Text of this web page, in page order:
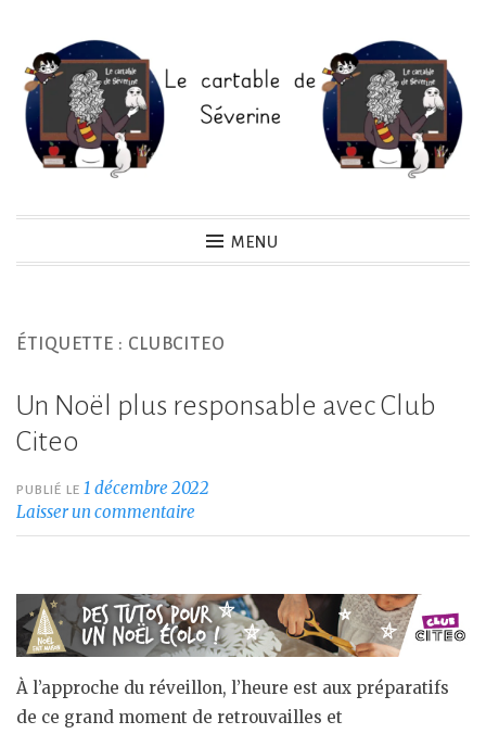
Accéder
contenu
principal
Le cartable de Séverine
MENU
ÉTIQUETTE : CLUBCITEO
Un Noël plus responsable avec Club
Citeo
PUBLIÉ LE 1 décembre 2022
Laisser un commentaire
À l’approche du réveillon, l’heure est aux préparatifs
de ce grand moment de retrouvailles et